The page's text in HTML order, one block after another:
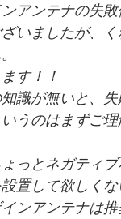
アンテナの失
いましたが、
す！！
識が無いと、
うのはまずご理
っとネガティ
置して欲しくな
ンアンテナは推